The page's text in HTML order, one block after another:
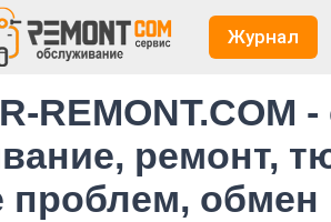
Журнал
REMONT.COM
ремонт,
проблем,